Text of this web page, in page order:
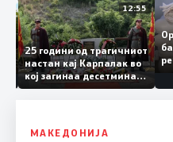
12:55
25 години од трагичниот
настан кај Карпалак во
кој загинаа десетмина
македонски бранители
МАКЕДОНИЈА